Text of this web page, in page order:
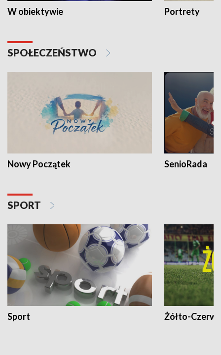
W obiektywie Portrety
SPOŁECZEŃSTWO
Nowy Początek SenioRada
SPORT
Sport Żółto-